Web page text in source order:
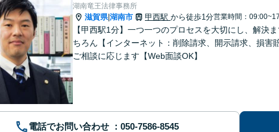
湖南竜王法律事務所
滋賀県|湖南市 甲西駅 から徒歩1分営業時間：
【甲西駅1分】一つ一つのプロセスを大切にし、解決
ちろん【インターネット：削除請求、開示請求、損害
ご相談に応じます【Web面談OK】
電話でお問い合わせ